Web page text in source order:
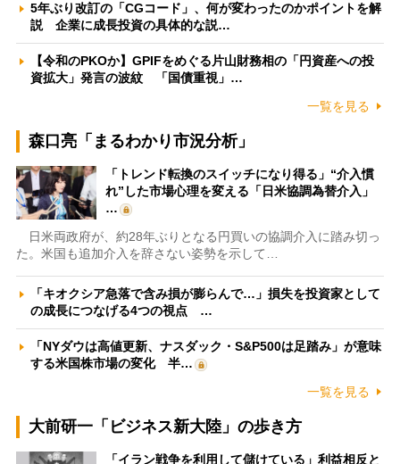
5年ぶり改訂の「CGコード」、何が変わったのかポイントを解
説 企業に成長投資の具体的な説…
【令和のPKOか】GPIFをめぐる片山財務相の「円資産への投
資拡大」発言の波紋 「国債重視」…
一覧を見る
森口亮「まるわかり市況分析」
「トレンド転換のスイッチになり得る」“介入慣
れ”した市場心理を変える「日米協調為替介入」
…
日米両政府が、約28年ぶりとなる円買いの協調介入に踏み切っ
た。米国も追加介入を辞さない姿勢を示して…
「キオクシア急落で含み損が膨らんで…」損失を投資家として
の成長につなげる4つの視点 …
「NYダウは高値更新、ナスダック・S&P500は足踏み」が意味
する米国株市場の変化 半…
一覧を見る
大前研一「ビジネス新大陸」の歩き方
「イラン戦争を利用して儲けている」利益相反と